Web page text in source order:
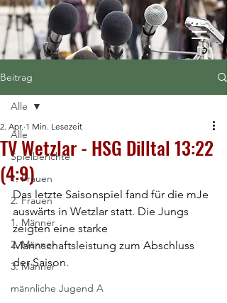
Beitrag
Alle
Spielberichte
1. Frauen
2. Frauen
1. Männer
2. Männer
3. Männer
männliche Jugend A
Alle
TV Wetzlar - HSG Dilltal 13:22
(4:9)
2. Apr. 1 Min. Lesezeit
Das letzte Saisonspiel fand für die mJe
auswärts in Wetzlar statt. Die Jungs
zeigten eine starke
Mannschaftsleistung zum Abschluss
der Saison.